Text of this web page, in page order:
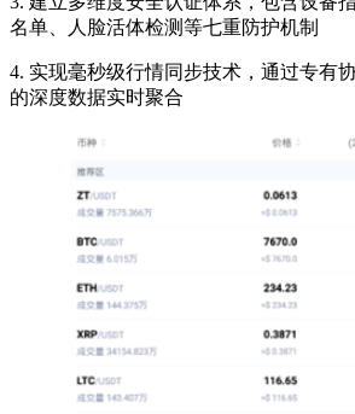
名单、人脸活体检测等七重防护机制
4. 实现毫秒级行情同步技术，通过专有
的深度数据实时聚合